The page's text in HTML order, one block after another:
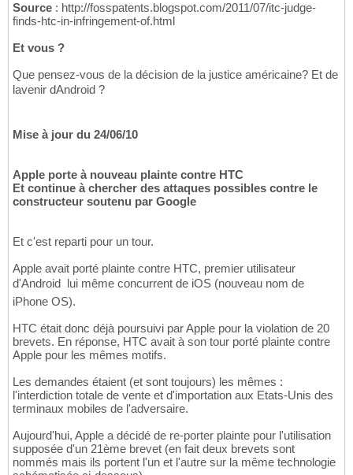
Source : http://fosspatents.blogspot.com/2011/07/itc-judge-
finds-htc-in-infringement-of.html
Et vous ?
Que pensez-vous de la décision de la justice américaine? Et de
lavenir dAndroid ?
Mise à jour du 24/06/10
Apple porte à nouveau plainte contre HTC
Et continue à chercher des attaques possibles contre le
constructeur soutenu par Google
Et c'est reparti pour un tour.
Apple avait porté plainte contre HTC, premier utilisateur
d'Android  lui même concurrent de iOS (nouveau nom de
iPhone OS).
HTC était donc déjà poursuivi par Apple pour la violation de 20
brevets. En réponse, HTC avait à son tour porté plainte contre
Apple pour les mêmes motifs.
Les demandes étaient (et sont toujours) les mêmes :
l'interdiction totale de vente et d'importation aux Etats-Unis des
terminaux mobiles de l'adversaire.
Aujourd'hui, Apple a décidé de re-porter plainte pour l'utilisation
supposée d'un 21ème brevet (en fait deux brevets sont
nommés mais ils portent l'un et l'autre sur la même technologie